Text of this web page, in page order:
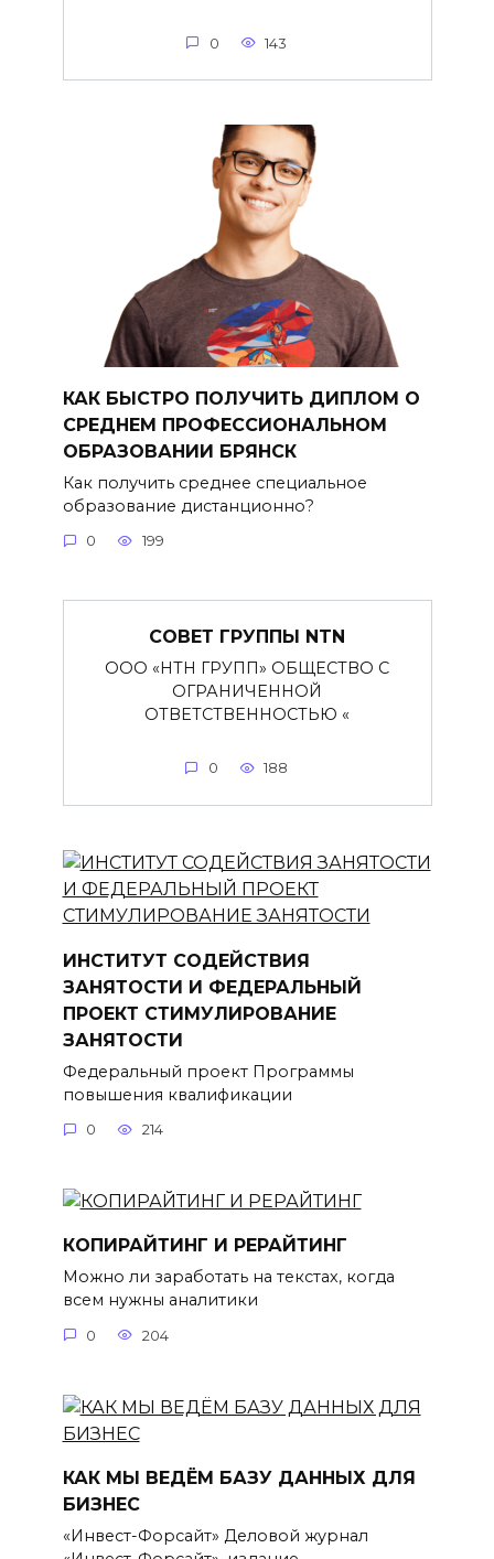
0 143
КАК БЫСТРО ПОЛУЧИТЬ ДИПЛОМ О
СРЕДНЕМ ПРОФЕССИОНАЛЬНОМ
ОБРАЗОВАНИИ БРЯНСК
Как получить среднее специальное
образование дистанционно?
0 199
СОВЕТ ГРУППЫ NTN
ООО «НТН ГРУПП» ОБЩЕСТВО С
ОГРАНИЧЕННОЙ
ОТВЕТСТВЕННОСТЬЮ «
0 188
ИНСТИТУТ СОДЕЙСТВИЯ
ЗАНЯТОСТИ И ФЕДЕРАЛЬНЫЙ
ПРОЕКТ СТИМУЛИРОВАНИЕ
ЗАНЯТОСТИ
Федеральный проект Программы
повышения квалификации
0 214
КОПИРАЙТИНГ И РЕРАЙТИНГ
Можно ли заработать на текстах, когда
всем нужны аналитики
0 204
КАК МЫ ВЕДЁМ БАЗУ ДАННЫХ ДЛЯ
БИЗНЕС
«Инвест-Форсайт» Деловой журнал